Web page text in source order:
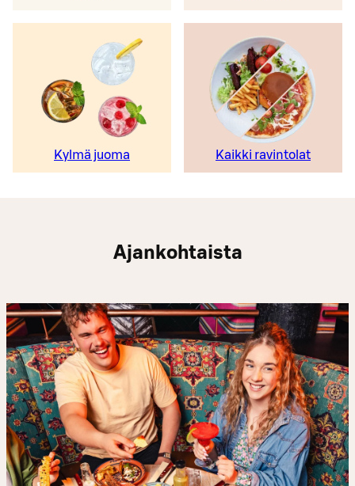
Kylmä juoma Kaikki ravintolat
Ajankohtaista